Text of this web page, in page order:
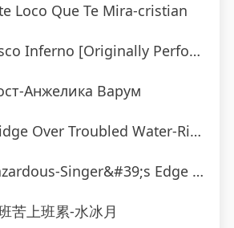
Loco Que Te Mira-cristian
[Originally Performed By The Trammps]-Musosis
Анжелика Варум
Troubled Water-Ringtone Track Masters
Singer&#39;s Edge Karaoke
苦上班累-水冰月